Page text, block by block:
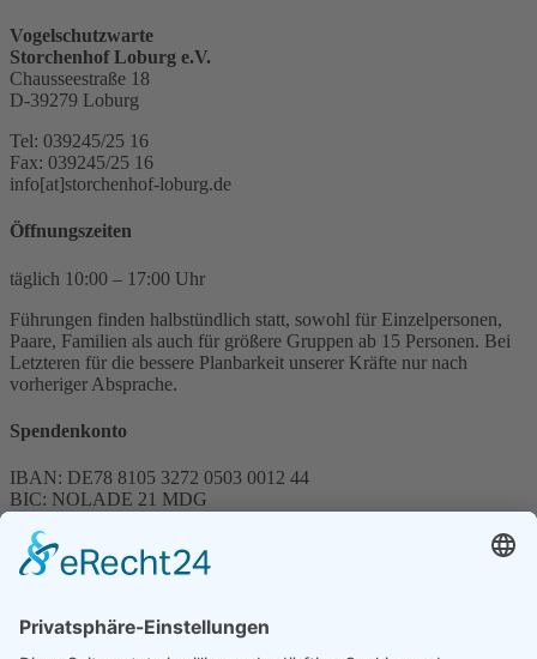
Vogelschutzwarte
Storchenhof Loburg e.V.
Chausseestraße 18
D-39279 Loburg
Tel: 039245/25 16
Fax: 039245/25 16
info[at]storchenhof-loburg.de
Öffnungszeiten
täglich 10:00 – 17:00 Uhr
Führungen finden halbstündlich statt, sowohl für Einzelpersonen,
Paare, Familien als auch für größere Gruppen ab 15 Personen. Bei
Letzteren für die bessere Planbarkeit unserer Kräfte nur nach
vorheriger Absprache.
Spendenkonto
IBAN: DE78 8105 3272 0503 0012 44
BIC: NOLADE 21 MDG
Spenden können steuerlich abgesetzt werden
Förderung